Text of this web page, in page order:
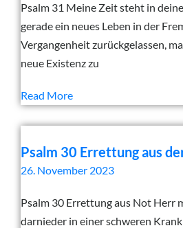
Psalm 31 Meine Zeit steht in
gerade ein neues Leben in der
Vergangenheit zurückgelassen,
neue Existenz zu
Read More
Psalm 30 Errettung aus
26. November 2023
Psalm 30 Errettung aus Not Herr
darnieder in einer schweren